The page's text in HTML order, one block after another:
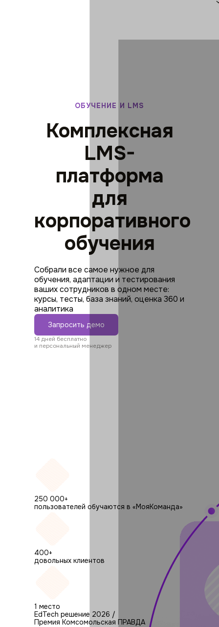
ОБУЧЕНИЕ И LMS
Комплексная
LMS-
платформа
для
корпоративного
обучения
Собрали все самое нужное для
обучения, адаптации и тестирования
ваших сотрудников в одном месте:
курсы, тесты, база знаний, оценка 360 и
аналитика
Запросить демо
14 дней бесплатно
и персональный менеджер
250 000+
пользователей обучаются в «МояКоманда»
400+
довольных клиентов
1 место
EdTech решение 2026 /
Премия Комсомольская ПРАВДА